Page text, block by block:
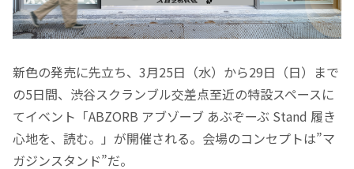
新色の発売に先立ち、3月25日（水）から29日（日）まで
の5日間、渋谷スクランブル交差点至近の特設スペースに
てイベント「ABZORB アブゾーブ あぶぞーぶ Stand 履き
心地を、読む。」が開催される。会場のコンセプトは”マ
ガジンスタンド”だ。